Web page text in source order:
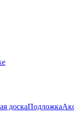
доскаПодложка